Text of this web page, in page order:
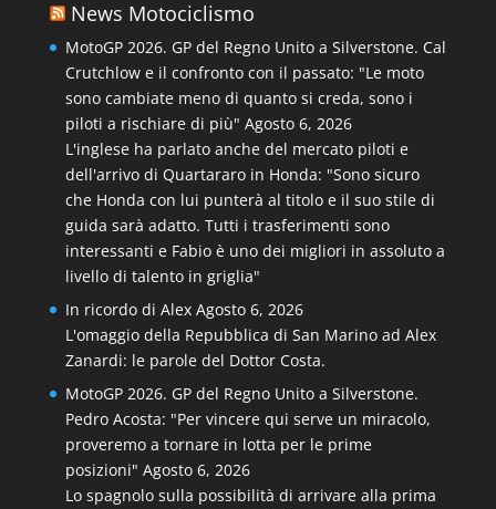
News Motociclismo
MotoGP 2026. GP del Regno Unito a Silverstone. Cal
Crutchlow e il confronto con il passato: "Le moto
sono cambiate meno di quanto si creda, sono i
piloti a rischiare di più" Agosto 6, 2026
L'inglese ha parlato anche del mercato piloti e
dell'arrivo di Quartararo in Honda: "Sono sicuro
che Honda con lui punterà al titolo e il suo stile di
guida sarà adatto. Tutti i trasferimenti sono
interessanti e Fabio è uno dei migliori in assoluto a
livello di talento in griglia"
In ricordo di Alex Agosto 6, 2026
L'omaggio della Repubblica di San Marino ad Alex
Zanardi: le parole del Dottor Costa.
MotoGP 2026. GP del Regno Unito a Silverstone.
Pedro Acosta: "Per vincere qui serve un miracolo,
proveremo a tornare in lotta per le prime
posizioni" Agosto 6, 2026
Lo spagnolo sulla possibilità di arrivare alla prima